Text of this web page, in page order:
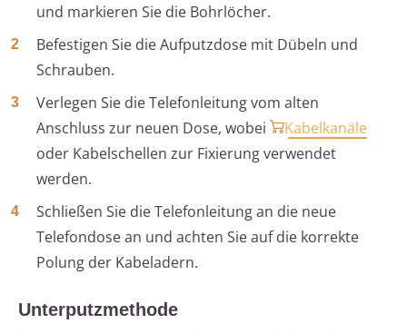
und markieren Sie die Bohrlöcher.
Befestigen Sie die Aufputzdose mit Dübeln und
Schrauben.
Verlegen Sie die Telefonleitung vom alten
Anschluss zur neuen Dose, wobei
Kabelkanäle
oder Kabelschellen zur Fixierung verwendet
werden.
Schließen Sie die Telefonleitung an die neue
Telefondose an und achten Sie auf die korrekte
Polung der Kabeladern.
Unterputzmethode